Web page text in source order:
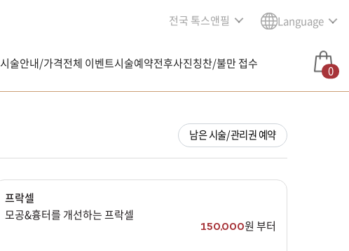
전국 톡스앤필 Language
시술안내/가격전체 이벤트시술예약전후사진칭찬/불만 접수 0
남은 시술/관리권 예약
프락셀
모공&흉터를 개선하는 프락셀
150,000원 부터